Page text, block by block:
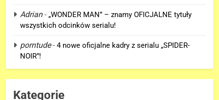
Adrian- „WONDER MAN” – znamy OFICJALNE tytuły
wszystkich odcinków serialu!
porntude- 4 nowe oficjalne kadry z serialu „SPIDER-
NOIR”!
Kategorie
6
TA figurka LEGO
jest warta tysiące dolarów!
GADŻETY